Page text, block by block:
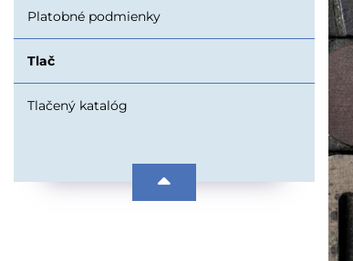
Platobné podmienky
Tlač
Tlačený katalóg